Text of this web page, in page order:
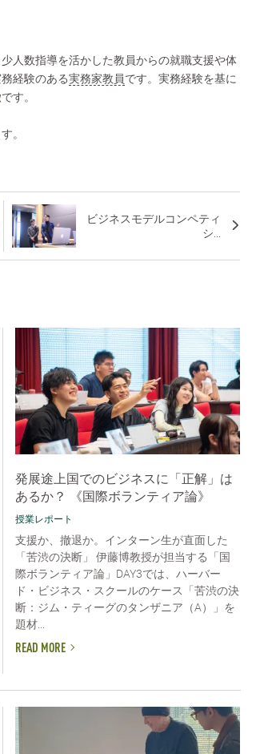
人数指導を活かした教員からの就職支援や体
経験のある実務家教員です。実務経験を基に
す。
。
ビジネスモデルコンペティ
シ...
発展途上国でのビジネスに「正解」は
あるか？ 《国際ボランティア論》
授業レポート
支援か、撤退か。インターン生が直面した
「苦渋の決断」 伊藤博教授が担当する「国
際ボランティア論」DAY3では、ハーバー
ド・ビジネス・スクールのケース「苦渋の決
断：ジム・ティーグのタンザニア（A）」を
題材...
READ MORE